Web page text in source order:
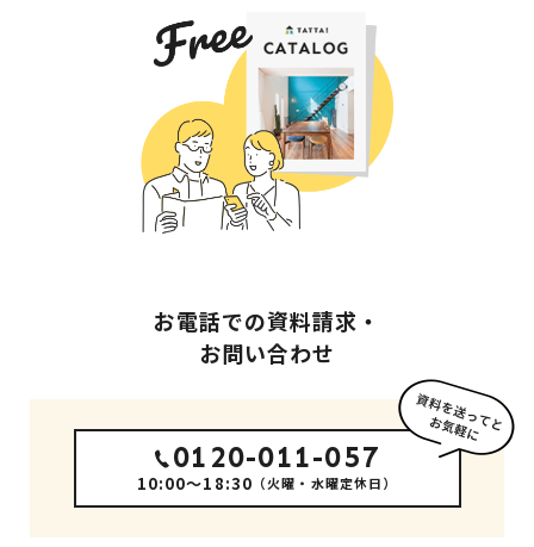
お電話での資料請求・
お問い合わせ
0120-011-057
10:00～18:30 （火曜・水曜定休日）